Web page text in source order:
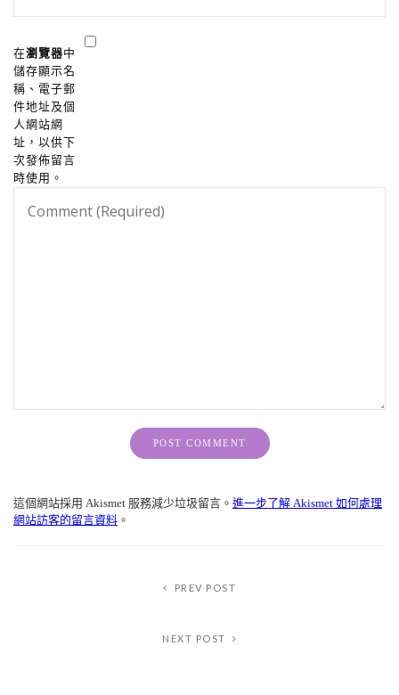
在瀏覽器中
儲存顯示名
稱、電子郵
件地址及個
人網站網
址，以供下
次發佈留言
時使用。
這個網站採用 Akismet 服務減少垃圾留言。 進一步了解 Akismet 如何處理
網站訪客的留言資料 。
PREV POST
NEXT POST